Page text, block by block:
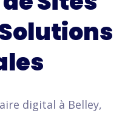
digital à Belley,